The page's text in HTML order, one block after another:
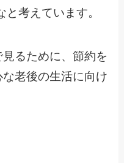
考えています。
るために、節約を
老後の生活に向け